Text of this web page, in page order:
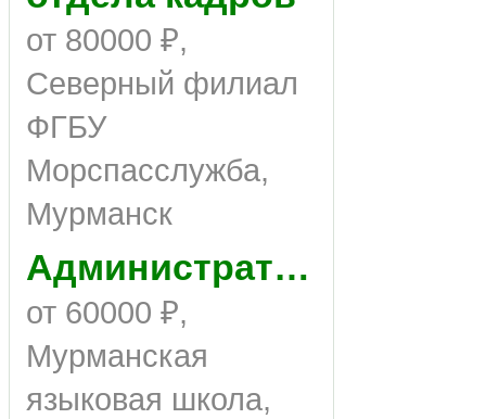
от 80000 ₽,
Северный филиал
ФГБУ
Морспасслужба,
Мурманск
Администратор
от 60000 ₽,
Мурманская
языковая школа,